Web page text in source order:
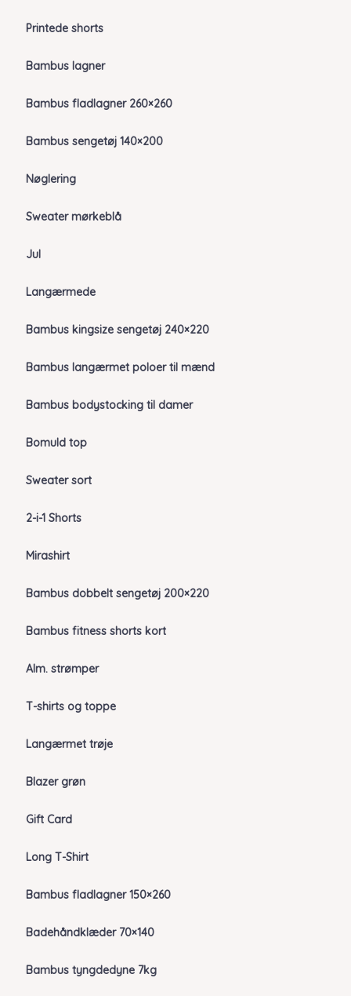
Printede shorts
Bambus lagner
Bambus fladlagner 260×260
Bambus sengetøj 140×200
Nøglering
Sweater mørkeblå
Jul
Langærmede
Bambus kingsize sengetøj 240×220
Bambus langærmet poloer til mænd
Bambus bodystocking til damer
Bomuld top
Sweater sort
2-i-1 Shorts
Mirashirt
Bambus dobbelt sengetøj 200×220
Bambus fitness shorts kort
Alm. strømper
T-shirts og toppe
Langærmet trøje
Blazer grøn
Gift Card
Long T-Shirt
Bambus fladlagner 150×260
Badehåndklæder 70×140
Bambus tyngdedyne 7kg